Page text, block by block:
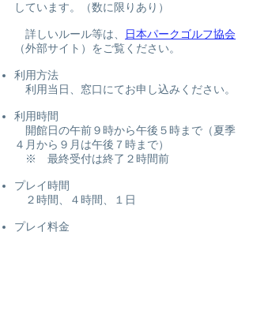
しています。（数に限りあり）
​ 詳しいルール等は、
日本パークゴルフ協会
（外部サイト）をご覧ください。
利用方法
​​ 利用当日、窓口にてお申し込みください。
​利用時間
​ 開館日の午前９時から午後５時まで（夏季
４月から９月は午後７時まで）
※ 最終受付は終了２時間前
プレイ時間
​ ２時間、４時間、１日
​プレイ料金